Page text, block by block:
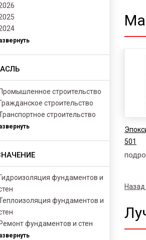
Промышленное строительство
Гражданское строительство
строительство
Гидроизоляция фундаментов и
фундаментов и
Ремонт фундаментов и стен
501
Назад